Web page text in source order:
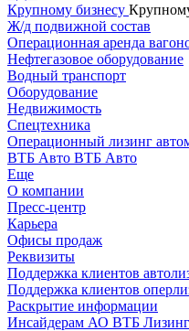
Крупному бизнесу
Ж/д подвижной состав
Операционная аренда
Нефтегазовое оборудование
Водный транспорт
Оборудование
Недвижимость
Спецтехника
Операционный лизинг
ВТБ Авто ВТБ Авто
Еще
О компании
Пресс-центр
Карьера
Офисы продаж
Реквизиты
Поддержка клиентов
Поддержка клиентов
Раскрытие информации
Инсайдерам АО ВТБ Лизинг